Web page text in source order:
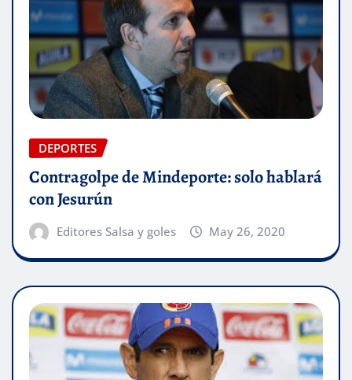
DEPORTES
Contragolpe de Mindeporte: solo hablará
con Jesurún
Editores Salsa y goles May 26, 2020